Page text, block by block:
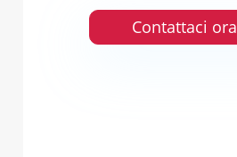
Contattaci ora